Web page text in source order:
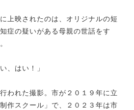
上映されたのは、オリジナルの短
症の疑いがある母親の世話をす
、はい！」
われた撮影。市が２０１９年に立
作スクール」で、２０２３年は市